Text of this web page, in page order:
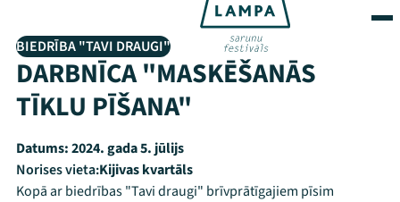
BIEDRĪBA "TAVI DRAUGI"
DARBNĪCA "MASKĒŠANĀS
TĪKLU PĪŠANA"
Datums:2024. gada 5. jūlijs
Norises vieta:Kijivas kvartāls
Kopā ar biedrības "Tavi draugi" brīvprātīgajiem pīsim